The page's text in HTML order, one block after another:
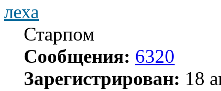
леха
Старпом
Сообщения: 6320
Зарегистрирован: 18